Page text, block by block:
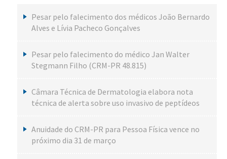
Pesar pelo falecimento dos médicos João Bernardo
Alves e Lívia Pacheco Gonçalves
Pesar pelo falecimento do médico Jan Walter
Stegmann Filho (CRM-PR 48.815)
Câmara Técnica de Dermatologia elabora nota
técnica de alerta sobre uso invasivo de peptídeos
Anuidade do CRM-PR para Pessoa Física vence no
próximo dia 31 de março